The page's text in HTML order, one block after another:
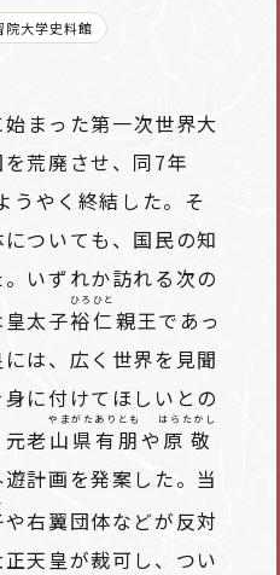
院大学史料館
まった第一次世界大
荒廃させ、同7年
うやく終結した。そ
ついても、国民の知
いずれか訪れる次の
太子裕仁
ひろひと
親王であっ
は、広く世界を見聞
に付けてほしいとの
老山県有朋
やまがたありとも
や原敬
はらたかし
計画を発案した。当
や右翼団体などが反対
天皇が裁可し、つい